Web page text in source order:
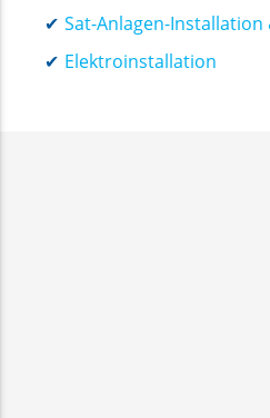
Sat-Anlagen-
Elektroinstallation